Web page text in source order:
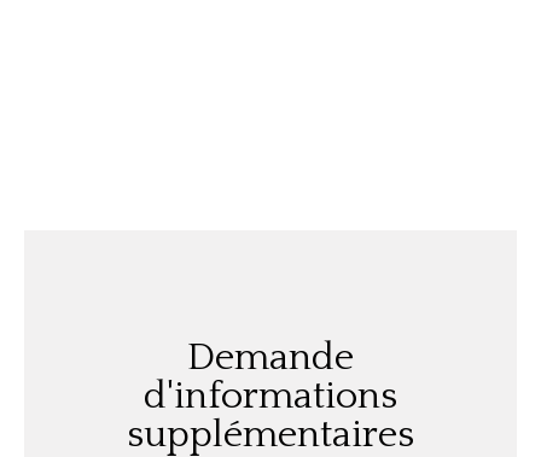
Demande
d'informations
supplémentaires